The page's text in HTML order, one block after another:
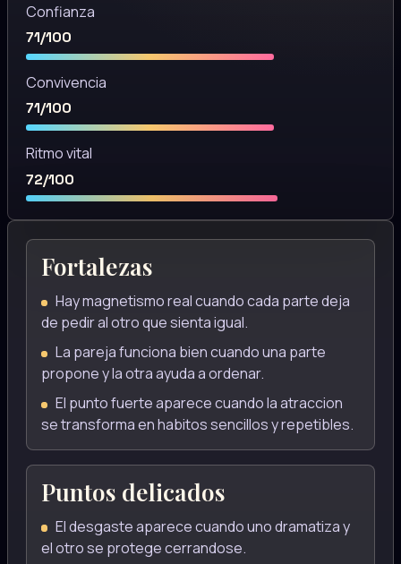
Confianza
71/100
Convivencia
71/100
Ritmo vital
72/100
Fortalezas
Hay magnetismo real cuando cada parte deja
de pedir al otro que sienta igual.
La pareja funciona bien cuando una parte
propone y la otra ayuda a ordenar.
El punto fuerte aparece cuando la atraccion
se transforma en habitos sencillos y repetibles.
Puntos delicados
El desgaste aparece cuando uno dramatiza y
el otro se protege cerrandose.